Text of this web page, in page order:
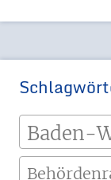
Baden-